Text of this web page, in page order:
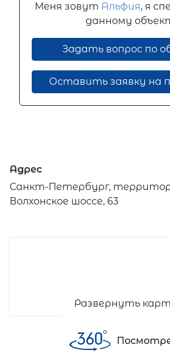
Меня зовут Альфия, я
данному
Задать вопрос по
Оставить заявку на
Адрес
Санкт-Петербург,
Волхонское шоссе, 63
Развернуть